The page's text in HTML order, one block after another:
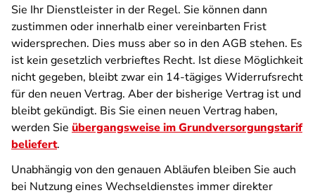
Sie Ihr Dienstleister in der Regel. Sie können dann
zustimmen oder innerhalb einer vereinbarten Frist
widersprechen. Dies muss aber so in den AGB stehen. Es
ist kein gesetzlich verbrieftes Recht. Ist diese Möglichkeit
nicht gegeben, bleibt zwar ein 14-tägiges Widerrufsrecht
für den neuen Vertrag. Aber der bisherige Vertrag ist und
bleibt gekündigt. Bis Sie einen neuen Vertrag haben,
werden Sie übergangsweise im Grundversorgungstarif
beliefert.
Unabhängig von den genauen Abläufen bleiben Sie auch
bei Nutzung eines Wechseldienstes immer direkter